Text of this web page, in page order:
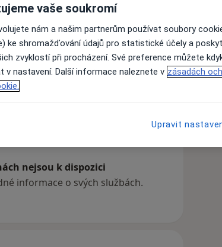
a krku, specializuje se na
nosu a ušních boltců. Věnuje se
ve spánku. Je specialistou
2000 - 2008 působil na ORL klinice
Vojenské nemocnice v Olomouci a
s.r.o). Prováděné operace: -
nejsou k dispozici
informace o svých službách.
vaše soukromí
nám a našim partnerům používat soubory
ke shromažďování údajů pro statistické účely a
zvyklostí při procházení. Své preference můžete
v nastavení. Další informace naleznete v zásadách
Upravit